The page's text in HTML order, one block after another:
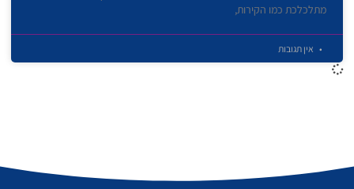
מתלכלכת כמו הקירות,
אין תגובות